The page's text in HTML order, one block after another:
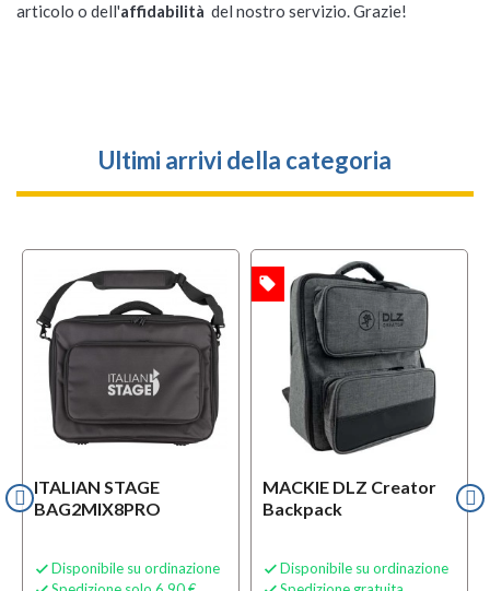
articolo o dell'affidabilità del nostro servizio. Grazie!
Ultimi arrivi della categoria
ITALIAN STAGE
BAG2MIX8PRO
 Disponibile su ordinazione
MACKIE DLZ Creator
Backpack
 Disponibile su ordinazione
OFFERTA local_offer